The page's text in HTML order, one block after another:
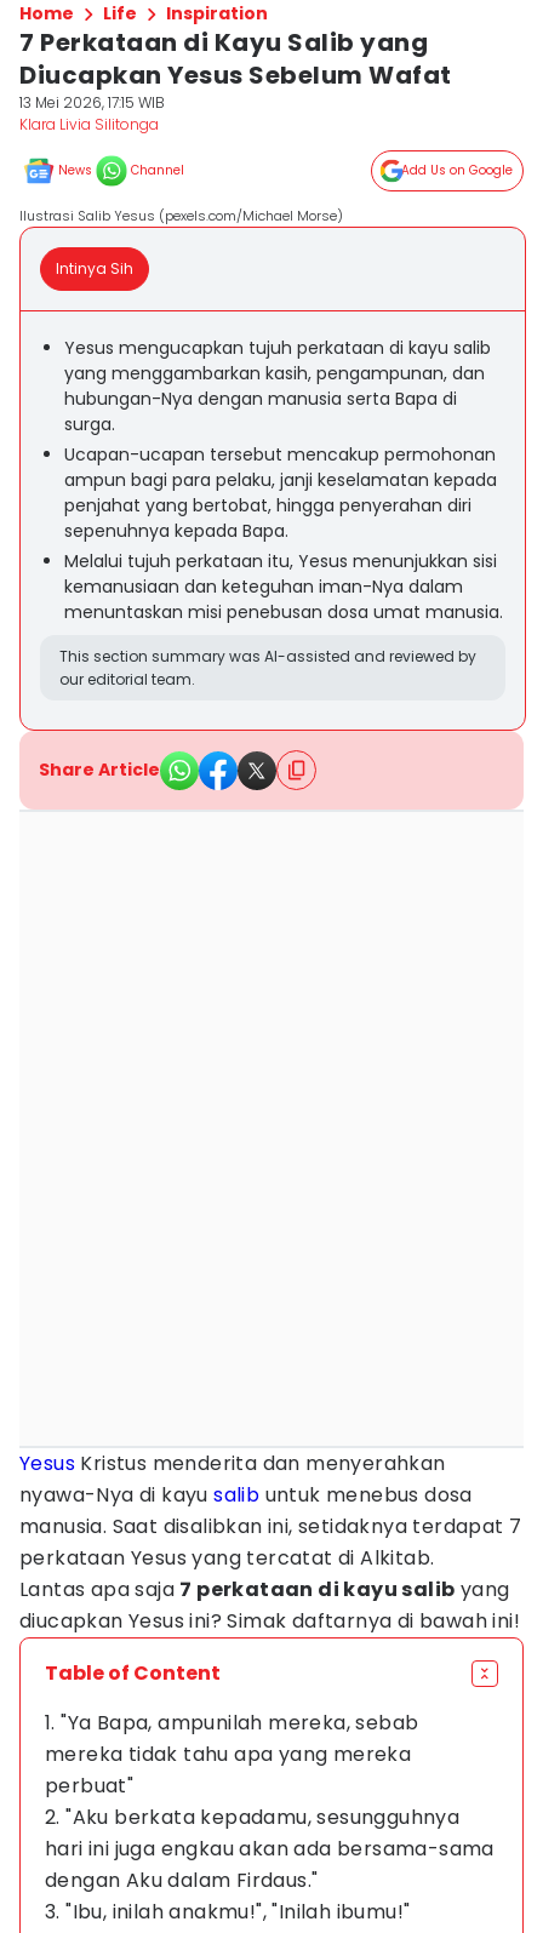
Home Life Inspiration
7 Perkataan di Kayu Salib yang
Diucapkan Yesus Sebelum Wafat
13 Mei 2026, 17:15 WIB
Klara Livia Silitonga
News Channel Add Us on Google
Ilustrasi Salib Yesus (pexels.com/Michael Morse)
Intinya Sih
Yesus mengucapkan tujuh perkataan di kayu salib
yang menggambarkan kasih, pengampunan, dan
hubungan-Nya dengan manusia serta Bapa di
surga.
Ucapan-ucapan tersebut mencakup permohonan
ampun bagi para pelaku, janji keselamatan kepada
penjahat yang bertobat, hingga penyerahan diri
sepenuhnya kepada Bapa.
Melalui tujuh perkataan itu, Yesus menunjukkan sisi
kemanusiaan dan keteguhan iman-Nya dalam
menuntaskan misi penebusan dosa umat manusia.
This section summary was AI-assisted and reviewed by
our editorial team.
Share Article
Yesus Kristus menderita dan menyerahkan
nyawa-Nya di kayusalib untuk menebus dosa
manusia. Saat disalibkan ini, setidaknya terdapat 7
perkataan Yesus yang tercatat di Alkitab.
Lantas apa saja 7 perkataan di kayu salib yang
diucapkan Yesus ini? Simak daftarnya di bawah ini!
Table of Content
1. "Ya Bapa, ampunilah mereka, sebab
mereka tidak tahu apa yang mereka
perbuat"
2. "Aku berkata kepadamu, sesungguhnya
hari ini juga engkau akan ada bersama-sama
dengan Aku dalam Firdaus."
3. "Ibu, inilah anakmu!", "Inilah ibumu!"